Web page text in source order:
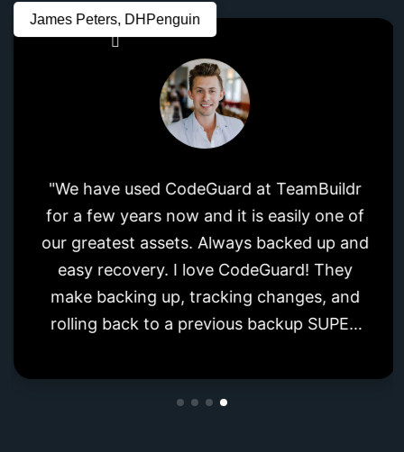
James Peters, DHPenguin
"We have used CodeGuard at TeamBuildr
for a few years now and it is easily one of
our greatest assets. Always backed up and
easy recovery. I love CodeGuard! They
make backing up, tracking changes, and
rolling back to a previous backup SUPER